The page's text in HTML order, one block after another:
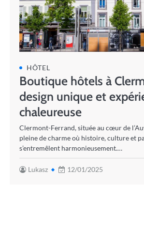
HÔTEL
Boutique hôtels à
design unique et
chaleureuse
Clermont-Ferrand, située au cœur de
pleine de charme où histoire, culture et
s’entremêlent harmonieusement.…
Lukasz 12/01/2025